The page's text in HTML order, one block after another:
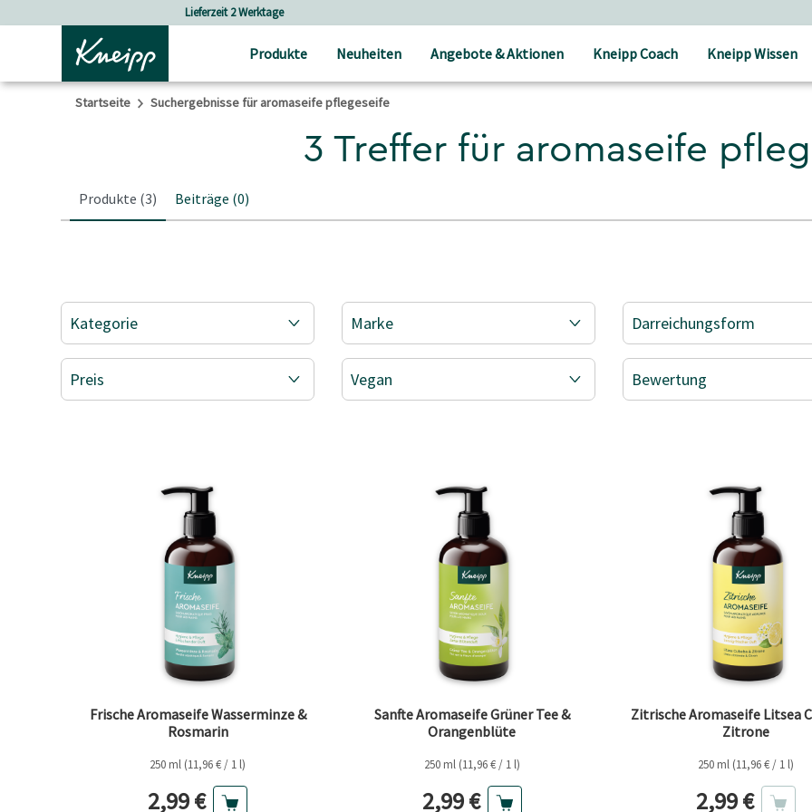
Lieferzeit 2 Werktage
Produkte Neuheiten Angebote & Aktionen Kneipp Coach Kneipp Wissen
Startseite Suchergebnisse für aromaseife pflegeseife
3 Treffer für aromaseife
Produkte (3) Beiträge (0)
Kategorie Marke Darreichungsform
Preis Vegan Bewertung
Frische Aromaseife Wasserminze &
Rosmarin
250 ml (11,96 € / 1 l)
Aktueller Preis
2,99 €
Sanfte Aromaseife Grüner Tee &
Orangenblüte
250 ml (11,96 € / 1 l)
Aktueller Preis
2,99 €
Zitrische Aromaseife Litsea
Zitrone
250 ml (11,96 € / 1 l)
Aktueller
2,99 €